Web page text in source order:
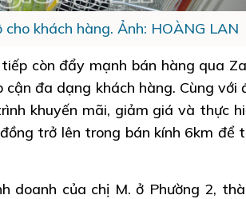
khách hàng. Ảnh: HOÀNG LAN
còn đẩy mạnh bán hàng qua
đa dạng khách hàng. Cùng với
khuyến mãi, giảm giá và thực
trở lên trong bán kính 6km để
doanh của chị M. ở Phường 2,